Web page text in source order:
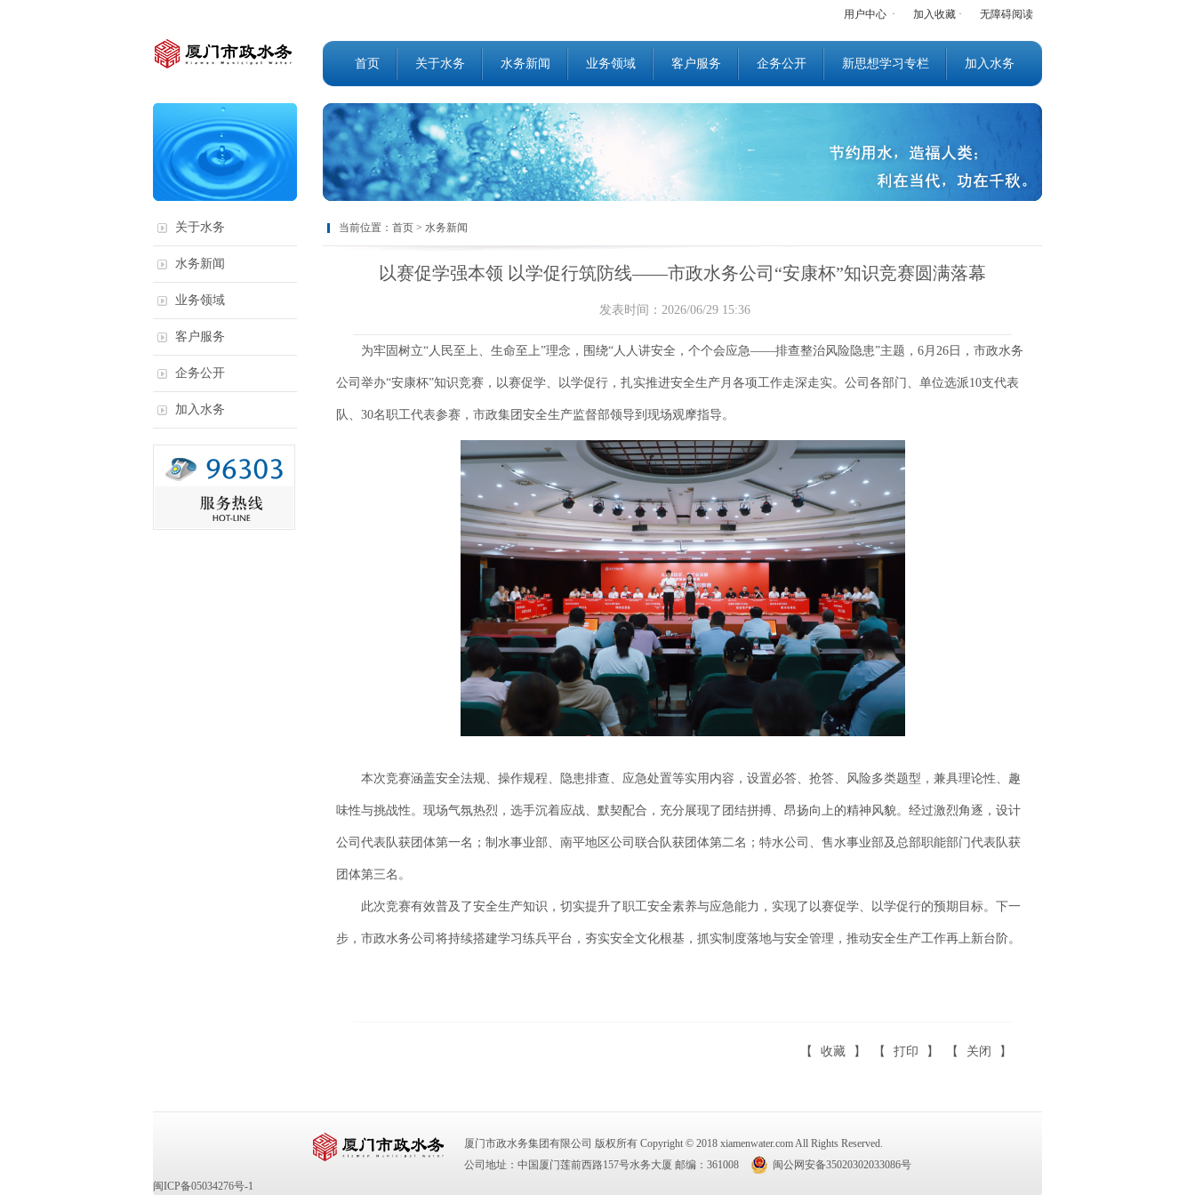
用户中心 · 加入收藏 · 无障碍阅读
首页 关于水务 水务新闻 业务领域 客户服务 企务公开 新思想学习专栏 加入水务
关于水务
水务新闻
业务领域
客户服务
企务公开
加入水务
当前位置： 首页 > 水务新闻
以赛促学强本领 以学促行筑防线——市政水务公司“安康杯”知识竞赛圆满落幕
发表时间：2026/06/29 15:36
为牢固树立“人民至上、生命至上”理念，围绕“人人讲安全，个个会应急——排查整治风险隐患”主题，6月26日，市政水务
公司举办“安康杯”知识竞赛，以赛促学、以学促行，扎实推进安全生产月各项工作走深走实。公司各部门、单位选派10支代表
队、30名职工代表参赛，市政集团安全生产监督部领导到现场观摩指导。
本次竞赛涵盖安全法规、操作规程、隐患排查、应急处置等实用内容，设置必答、抢答、风险多类题型，兼具理论性、趣
味性与挑战性。现场气氛热烈，选手沉着应战、默契配合，充分展现了团结拼搏、昂扬向上的精神风貌。经过激烈角逐，设计
公司代表队获团体第一名；制水事业部、南平地区公司联合队获团体第二名；特水公司、售水事业部及总部职能部门代表队获
团体第三名。
此次竞赛有效普及了安全生产知识，切实提升了职工安全素养与应急能力，实现了以赛促学、以学促行的预期目标。下一
步，市政水务公司将持续搭建学习练兵平台，夯实安全文化根基，抓实制度落地与安全管理，推动安全生产工作再上新台阶。
【 收藏 】 【 打印 】 【 关闭 】
厦门市政水务集团有限公司 版权所有 Copyright © 2018 xiamenwater.com All Rights Reserved.
公司地址：中国厦门莲前西路157号水务大厦 邮编：361008
闽公网安备35020302033086号
闽ICP备05034276号-1